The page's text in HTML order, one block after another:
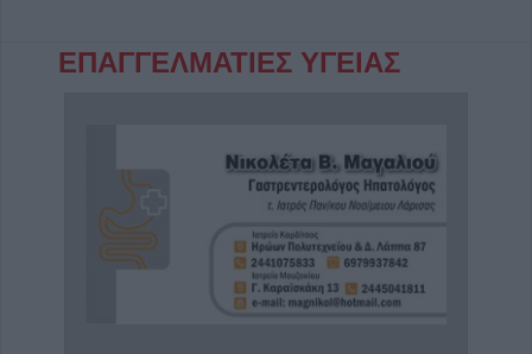
ΕΠΑΓΓΕΛΜΑΤΙΕΣ ΥΓΕΙΑΣ